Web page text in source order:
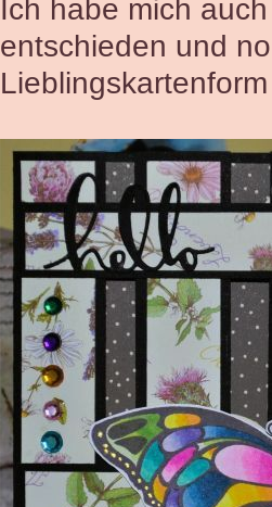
Ich habe mich
entschieden und